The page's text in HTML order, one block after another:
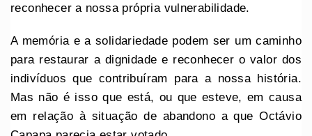
reconhecer a nossa própria vulnerabilidade.
A memória e a solidariedade podem ser um caminho
para restaurar a dignidade e reconhecer o valor dos
indivíduos que contribuíram para a nossa história.
Mas não é isso que está, ou que esteve, em causa
em relação à situação de abandono a que Octávio